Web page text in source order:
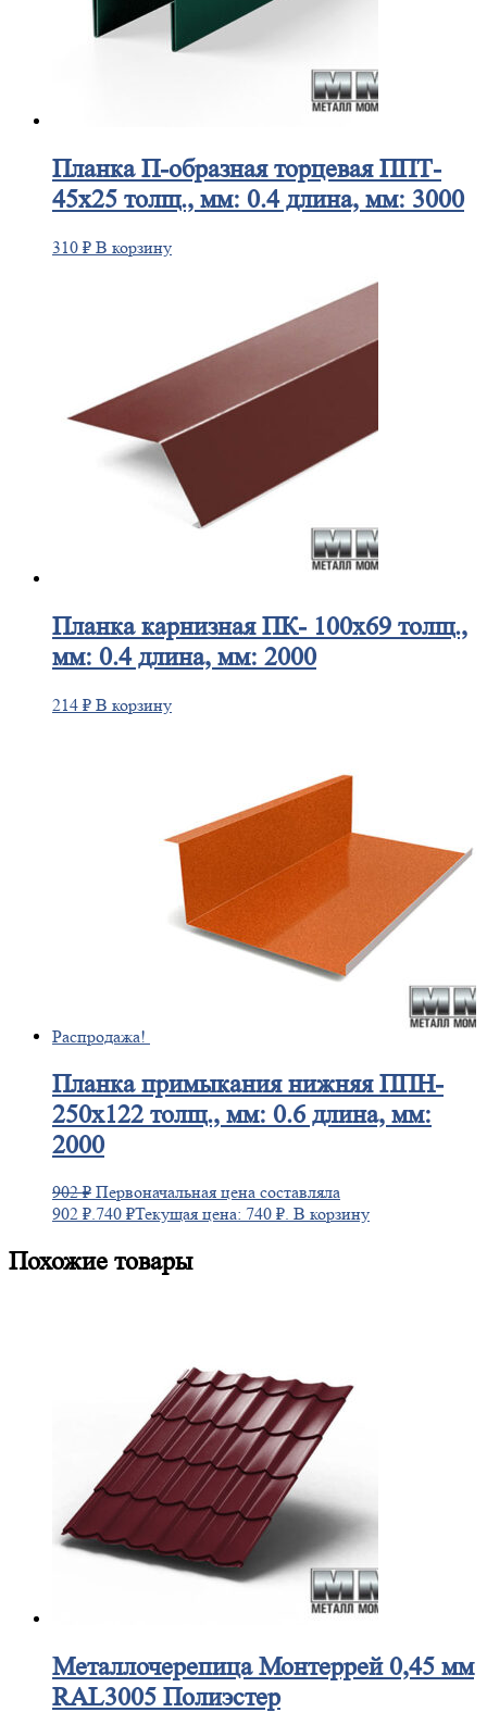
ПланкаП-образная торцевая ППТ-
45х25 толщ., мм: 0.4 длина, мм: 3000
310 ₽ В корзину
Планкакарнизная ПК- 100х69 толщ.,
мм: 0.4 длина, мм: 2000
214 ₽ В корзину
Распродажа!
Планкапримыкания нижняя ППН-
250х122 толщ., мм: 0.6 длина, мм:
2000
902₽ Первоначальная цена составляла
902 ₽.740 ₽Текущая цена: 740 ₽. В корзину
Похожие товары
МеталлочерепицаМонтеррей 0,45 мм
RAL3005 Полиэстер